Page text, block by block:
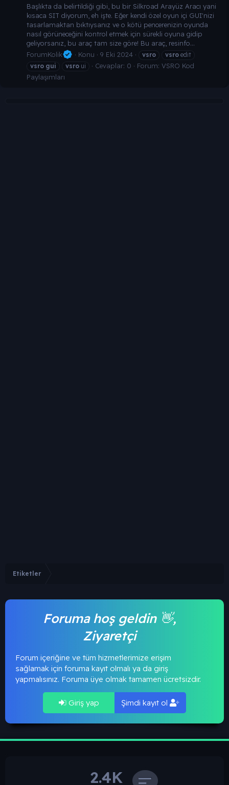
Başlıkta da belirtildiği gibi, bu bir Silkroad Arayüz Aracı yani
kısaca SIT diyorum, eh işte. Eğer kendi özel oyun içi GUI'nizi
tasarlamaktan bıktıysanız ve o kötü pencerenizin oyunda
nasıl görüneceğini kontrol etmek için sürekli oyuna gidip
geliyorsanız, bu araç tam size göre! Bu araç, resinfo...
ForumKolik
Konu 9 Eki 2024 vsro vsro edit
vsro gui vsro ui Cevaplar: 0 Forum: VSRO Kod
Paylaşımları
Etiketler
Foruma hoş geldin 👋,
Ziyaretçi
Forum içeriğine ve tüm hizmetlerimize erişim
sağlamak için foruma kayıt olmalı ya da giriş
yapmalısınız. Foruma üye olmak tamamen ücretsizdir.
Giriş yap Şimdi kayıt ol
2.4K